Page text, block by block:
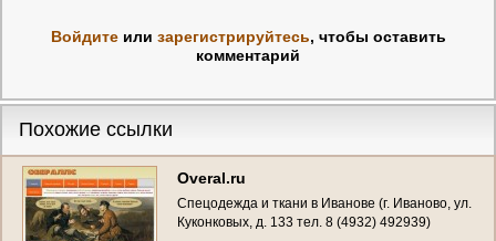
Войдитеили зарегистрируйтесь, чтобы оставить
комментарий
Похожие ссылки
Overal.ru
Спецодежда и ткани в Иванове (г. Иваново, ул.
Куконковых, д. 133 тел. 8 (4932) 492939)